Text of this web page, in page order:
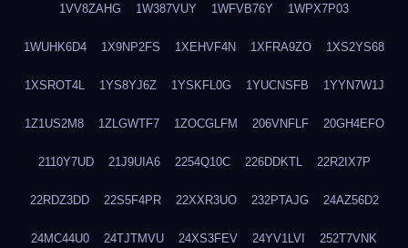
1VV8ZAHG 1W387VUY 1WFVB76Y 1WPX7P03
1WUHK6D4 1X9NP2FS 1XEHVF4N 1XFRA9ZO 1XS2YS68
1XSROT4L 1YS8YJ6Z 1YSKFL0G 1YUCNSFB 1YYN7W1J
1Z1US2M8 1ZLGWTF7 1ZOCGLFM 206VNFLF 20GH4EFO
2110Y7UD 21J9UIA6 2254Q10C 226DDKTL 22R2IX7P
22RDZ3DD 22S5F4PR 22XXR3UO 232PTAJG 24AZ56D2
24MC44U0 24TJTMVU 24XS3FEV 24YV1LVI 252T7VNK